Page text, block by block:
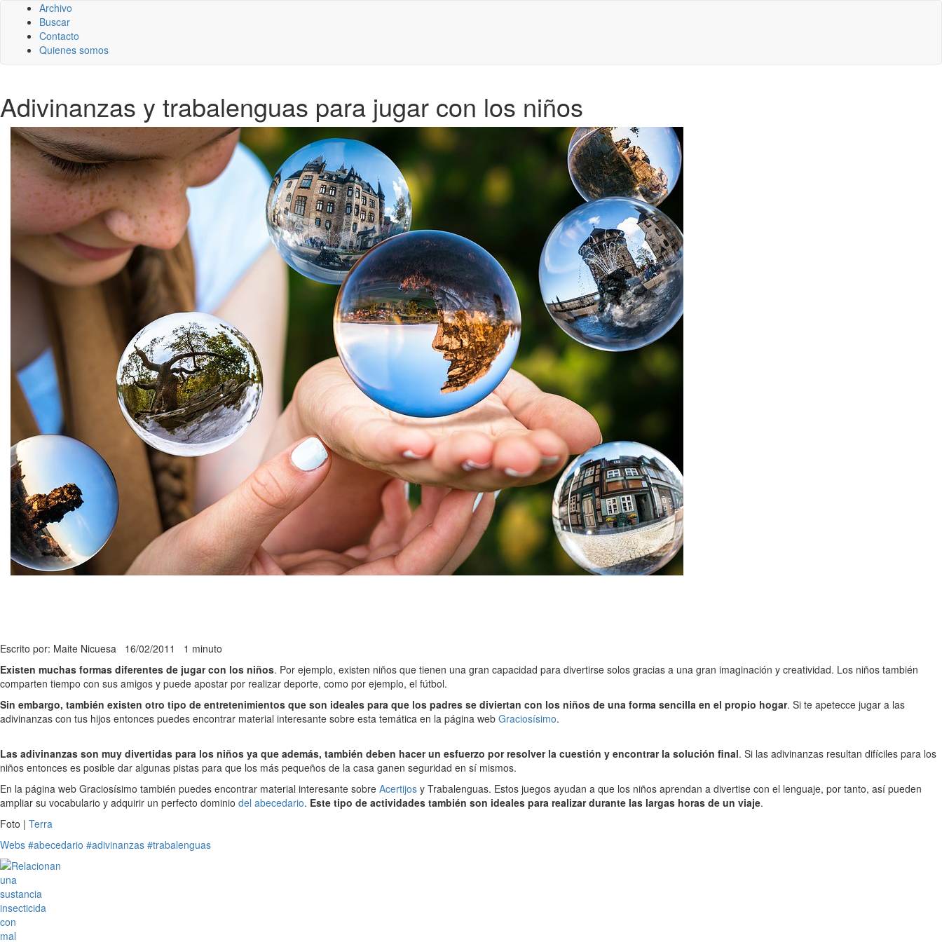
Archivo
Buscar
Contacto
Quienes somos
Adivinanzas y trabalenguas para jugar con los niños
Escrito por: Maite Nicuesa 16/02/2011 1 minuto
Existen muchas formas diferentes de jugar con los niños. Por ejemplo, existen niños que tienen una gran capacidad para divertirse solos gracias a una gran imaginación y creatividad. Los niños también
comparten tiempo con sus amigos y puede apostar por realizar deporte, como por ejemplo, el fútbol.
Sin embargo, también existen otro tipo de entretenimientos que son ideales para que los padres se diviertan con los niños de una forma sencilla en el propio hogar. Si te apetecce jugar a las
adivinanzas con tus hijos entonces puedes encontrar material interesante sobre esta temática en la página web Graciosísimo.
Las adivinanzas son muy divertidas para los niños ya que además, también deben hacer un esfuerzo por resolver la cuestión y encontrar la solución final. Si las adivinanzas resultan difíciles para los
niños entonces es posible dar algunas pistas para que los más pequeños de la casa ganen seguridad en sí mismos.
En la página web Graciosísimo también puedes encontrar material interesante sobre Acertijos y Trabalenguas. Estos juegos ayudan a que los niños aprendan a divertise con el lenguaje, por tanto, así pueden
ampliar su vocabulario y adquirir un perfecto dominio del abecedario. Este tipo de actividades también son ideales para realizar durante las largas horas de un viaje.
Foto | Terra
Webs #abecedario #adivinanzas #trabalenguas